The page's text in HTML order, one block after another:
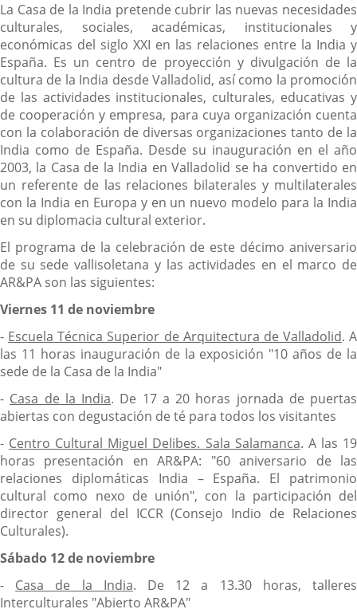
La Casa de la India pretende cubrir las nuevas necesidades
culturales, sociales, académicas, institucionales y
económicas del siglo XXI en las relaciones entre la India y
España. Es un centro de proyección y divulgación de la
cultura de la India desde Valladolid, así como la promoción
de las actividades institucionales, culturales, educativas y
de cooperación y empresa, para cuya organización cuenta
con la colaboración de diversas organizaciones tanto de la
India como de España. Desde su inauguración en el año
2003, la Casa de la India en Valladolid se ha convertido en
un referente de las relaciones bilaterales y multilaterales
con la India en Europa y en un nuevo modelo para la India
en su diplomacia cultural exterior.
El programa de la celebración de este décimo aniversario
de su sede vallisoletana y las actividades en el marco de
AR&PA son las siguientes:
Viernes 11 de noviembre
- Escuela Técnica Superior de Arquitectura de Valladolid. A
las 11 horas inauguración de la exposición "10 años de la
sede de la Casa de la India"
- Casa de la India. De 17 a 20 horas jornada de puertas
abiertas con degustación de té para todos los visitantes
- Centro Cultural Miguel Delibes. Sala Salamanca. A las 19
horas presentación en AR&PA: "60 aniversario de las
relaciones diplomáticas India – España. El patrimonio
cultural como nexo de unión", con la participación del
director general del ICCR (Consejo Indio de Relaciones
Culturales).
Sábado 12 de noviembre
- Casa de la India. De 12 a 13.30 horas, talleres
Interculturales "Abierto AR&PA"